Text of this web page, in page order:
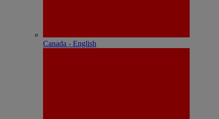
Canada - English